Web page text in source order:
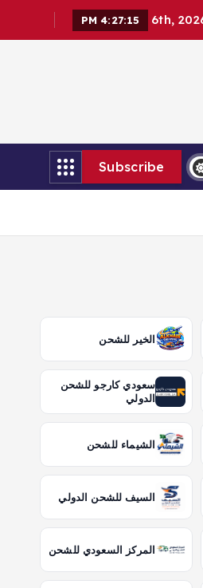
4:27:17 PM
Subscribe
الخير للشحن
سعودي كارجو للشحن
الدولي
الشيماء للشحن
السيف للشحن الدولي
المركز السعودي للشحن